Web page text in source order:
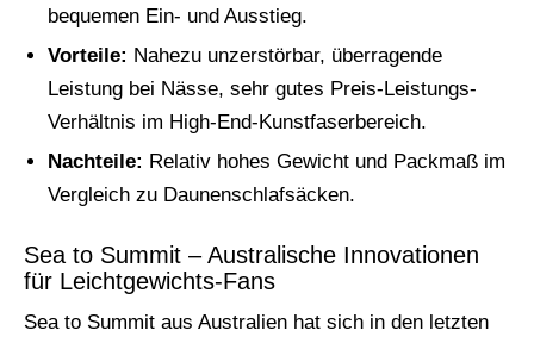
bequemen Ein- und Ausstieg.
Vorteile: Nahezu unzerstörbar, überragende
Leistung bei Nässe, sehr gutes Preis-Leistungs-
Verhältnis im High-End-Kunstfaserbereich.
Nachteile: Relativ hohes Gewicht und Packmaß im
Vergleich zu Daunenschlafsäcken.
Sea to Summit – Australische Innovationen
für Leichtgewichts-Fans
Sea to Summit aus Australien hat sich in den letzten